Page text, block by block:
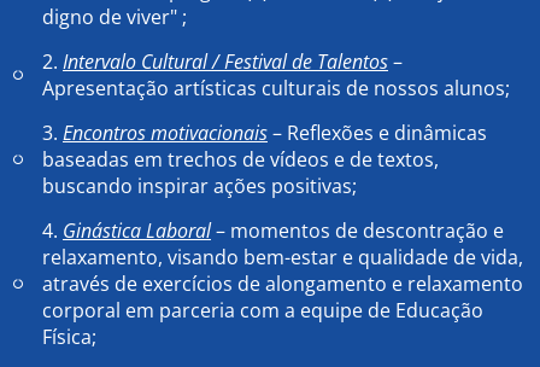
digno de viver" ;
2. Intervalo Cultural / Festival de Talentos–
Apresentação artísticas culturais de nossos alunos;
3. Encontros motivacionais– Reflexões e dinâmicas
baseadas em trechos de vídeos e de textos,
buscando inspirar ações positivas;
4. Ginástica Laboral– momentos de descontração e
relaxamento, visando bem-estar e qualidade de vida,
através de exercícios de alongamento e relaxamento
corporal em parceria com a equipe de Educação
Física;